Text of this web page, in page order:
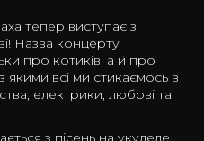
тепер виступає з
Назва концерту
про котиків, а й про
якими всі ми стикаємось в
електрики, любові та
з пісень на укулеле,